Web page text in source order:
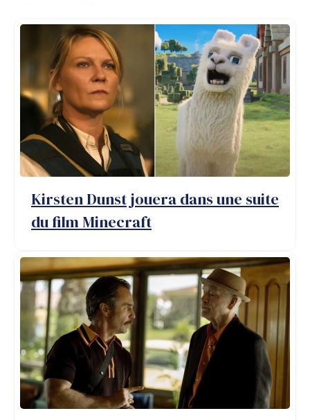
Kirsten Dunst jouera dans une suite
du film Minecraft